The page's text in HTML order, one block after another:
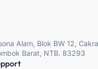
Alam, Blok BW 12,
Barat, NTB. 83293